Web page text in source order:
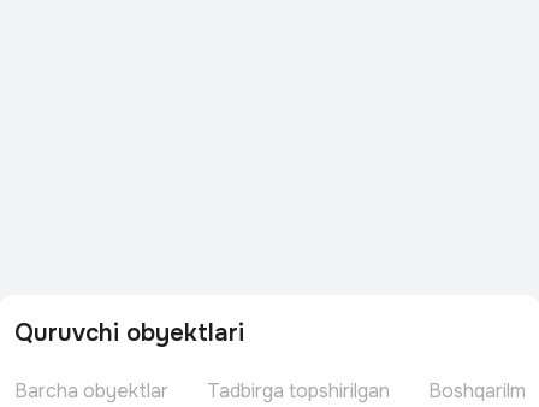
Quruvchi obyektlari
Barcha obyektlar Tadbirga topshirilgan